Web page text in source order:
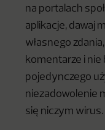
na portalach
aplikacje, dawaj
własnego
komentarze i nie
pojedynczego
niezadowolenie
się niczym wirus.